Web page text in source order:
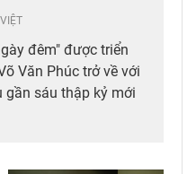
đêm" được triển
Văn Phúc trở về với
sáu thập kỷ mới